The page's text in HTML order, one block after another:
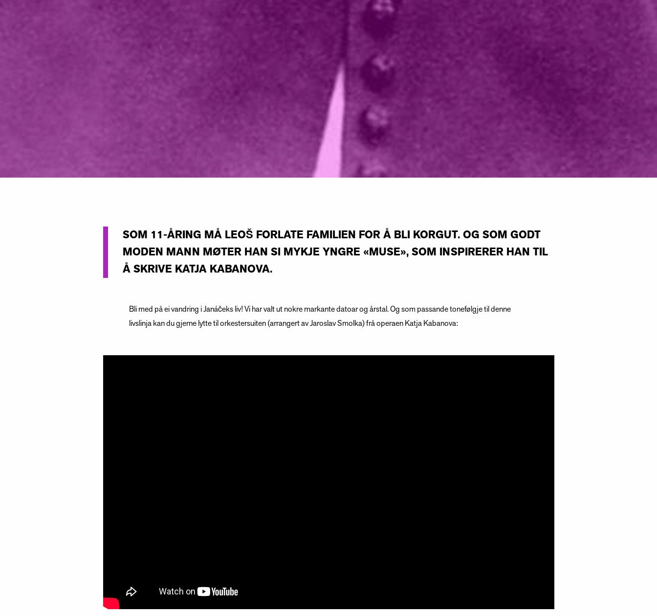
SOM 11-ÅRING MÅ LEOŠ FORLATE FAMILIEN FOR Å BLI KORGUT. OG SOM GODT
MODEN MANN MØTER HAN SI MYKJE YNGRE «MUSE», SOM INSPIRERER HAN TIL
Å SKRIVE KATJA KABANOVA.
Bli med på ei vandring i Janáčeks liv! Vi har valt ut nokre markante datoar og årstal. Og som passande tonefølgje til denne
livslinja kan du gjerne lytte til orkestersuiten (arrangert av Jaroslav Smolka) frå operaen Katja Kabanova: